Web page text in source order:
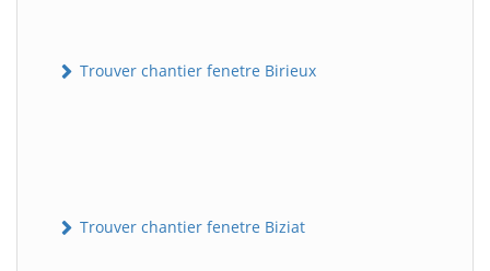
Trouver chantier fenetre Birieux
Trouver chantier fenetre Biziat